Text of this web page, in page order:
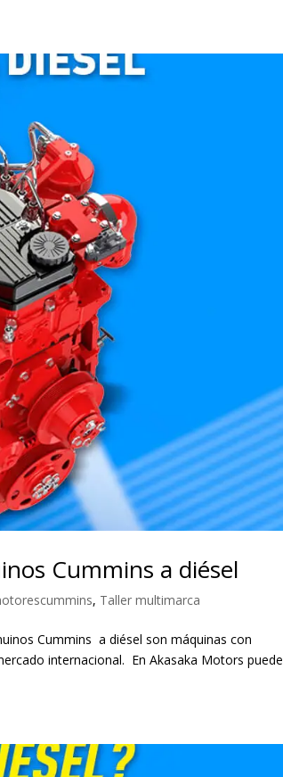
Cummins a diésel
, Taller multimarca
Cummins a diésel son máquinas con
internacional. En Akasaka Motors